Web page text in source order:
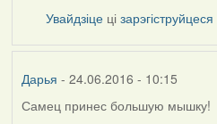
Увайдзіце цізарэгіструйцеся
Дарья - 24.06.2016 - 10:15
Самец принес большую мышку!